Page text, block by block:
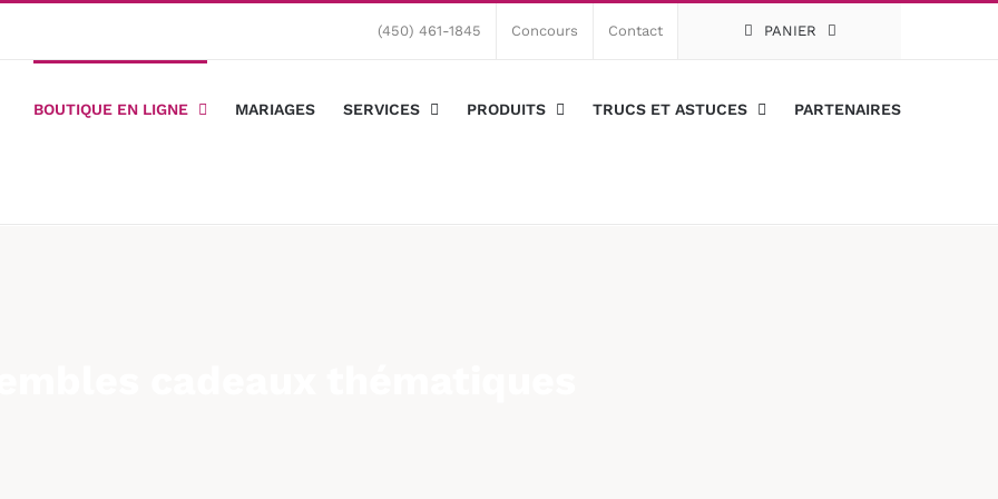
(450) 461-1845 Concours Contact PANIER
BOUTIQUE EN LIGNE MARIAGES SERVICES PRODUITS TRUCS ET ASTUCES PARTENAIRES